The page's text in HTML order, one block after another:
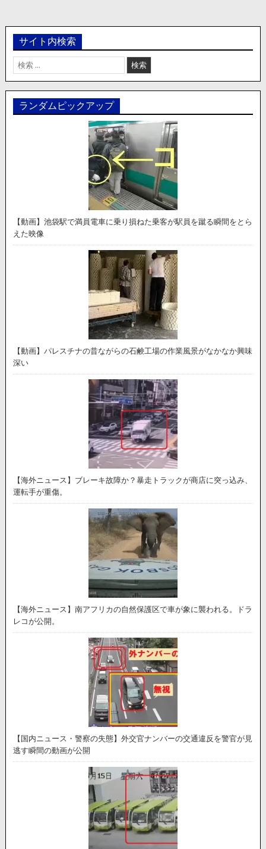
サイト内検索
検
索:
ランダムピックアップ
【動画】池袋駅で満員電車に乗り損ねた乗客が駅員を蹴る瞬間をとら
えた映像
【動画】パレスチナの昔ながらの石鹸工場の作業風景がなかなか興味
深い
【海外ニュース】ブレーキ故障か？暴走トラックが商店に突っ込み、
運転手が重傷。
【海外ニュース】南アフリカの自然保護区で車が象に襲われる。ドラ
レコが公開。
【国内ニュース・警察の失態】外交官ナンバーの交通違反を警官が見
逃す瞬間の動画が公開